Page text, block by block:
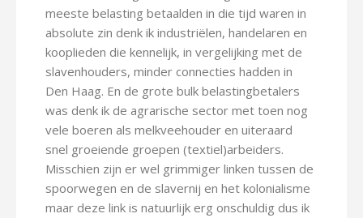
meeste belasting betaalden in die tijd waren in
absolute zin denk ik industriëlen, handelaren en
kooplieden die kennelijk, in vergelijking met de
slavenhouders, minder connecties hadden in
Den Haag. En de grote bulk belastingbetalers
was denk ik de agrarische sector met toen nog
vele boeren als melkveehouder en uiteraard
snel groeiende groepen (textiel)arbeiders.
Misschien zijn er wel grimmiger linken tussen de
spoorwegen en de slavernij en het kolonialisme
maar deze link is natuurlijk erg onschuldig dus ik